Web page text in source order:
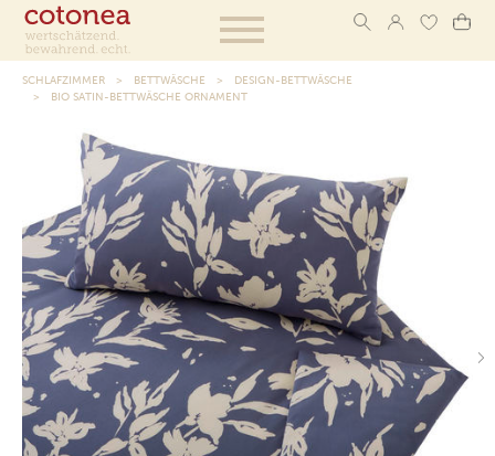
SCHLAFZIMMER BETTWÄSCHE
DESIGN-BETTWÄSCHE
BIO SATIN-BETTWÄSCHE ORNAMENT